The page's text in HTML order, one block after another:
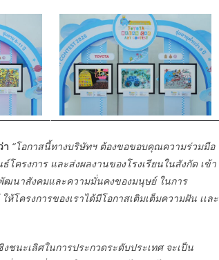
า “โอกาสนี้ทางบริษัทฯ ต้องขอขอบคุณความร่วมมือ
ครงการ และส่งผลงานของโรงเรียนในสังกัด เข้า
ฒนาสังคมและความมั่นคงของมนุษย์ ในการ
ครงการของเราได้มีโอกาสเติมเต็มความฝัน เเละ
นะเลิศในการประกวดระดับประเทศ จะเป็น